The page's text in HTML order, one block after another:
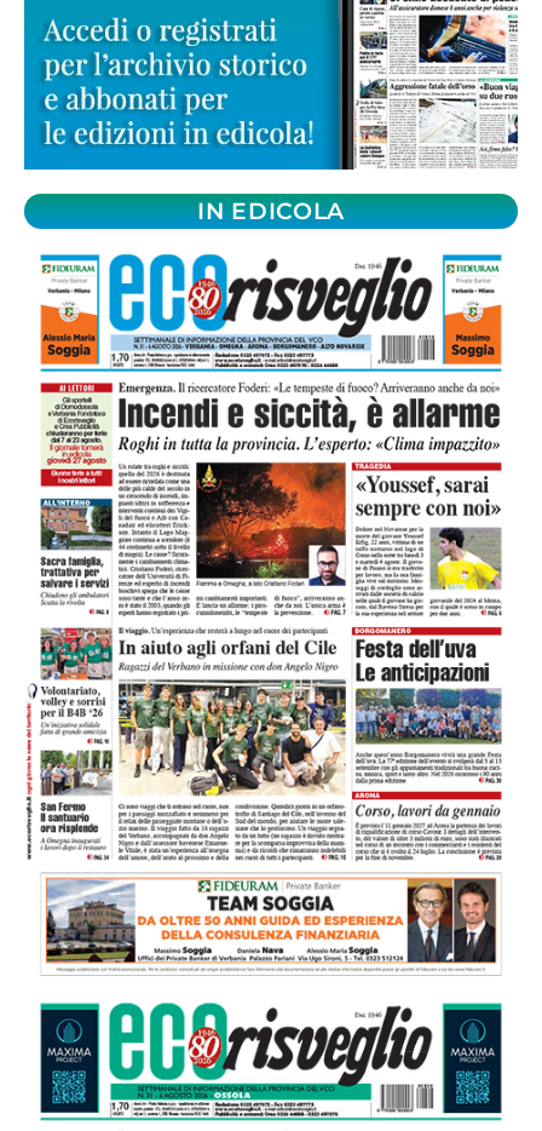
IN EDICOLA